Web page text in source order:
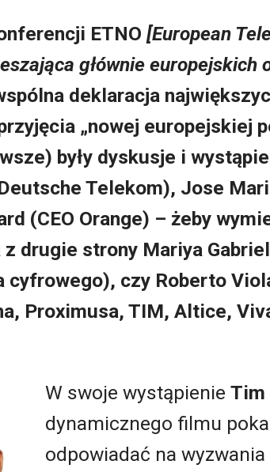
ETNO [European
głównie europejskich
deklaracja
„nowej europejskiej
) były dyskusje i
Telekom), Jose
(CEO Orange) – żeby
z drugie strony Mariya Gabriel
cyfrowego), czy Roberto
Proximusa, TIM, Altice,
W swoje wystąpienie Tim
dynamicznego filmu
odpowiadać na